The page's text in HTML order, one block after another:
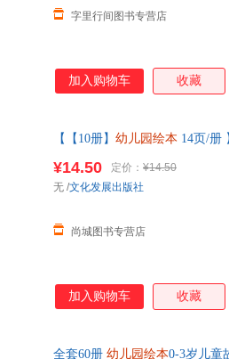
字里行间图书专营店
加入购物车 收藏
【【10册】 幼儿园绘本 14页/册
¥14.50 定价： ¥14.50
尚城图书专营店
无 /文化发展出版社
加入购物车 收藏
全套60册 幼儿园绘本0-3岁儿童